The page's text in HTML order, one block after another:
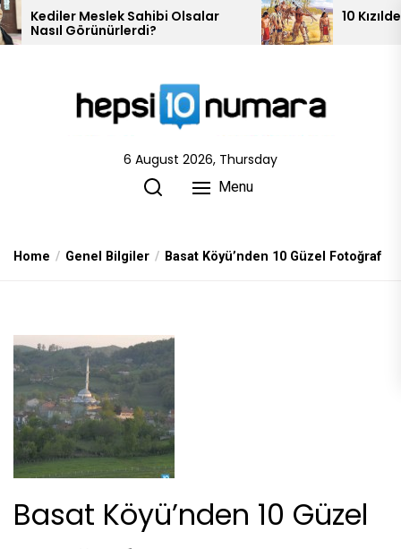
Skip
to
10 Kızılderili Kabilesi
6 August 2026, Thursday
Menu
Home Genel Bilgiler Basat Köyü’nden 10 Güzel Fotoğraf
Basat Köyü’nden 10 Güzel